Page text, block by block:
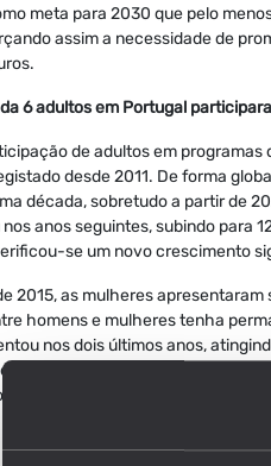
meta para 2030 que pelo
assim a necessidade de
6 adultos em Portugal
de adultos em
desde 2011. De forma
década, sobretudo a partir de
anos seguintes, subindo para
se um novo crescimento
2015, as mulheres
homens e mulheres tenha
nos dois últimos anos,
recentemente foi